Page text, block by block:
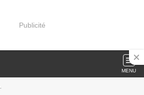
Publicité
MENU